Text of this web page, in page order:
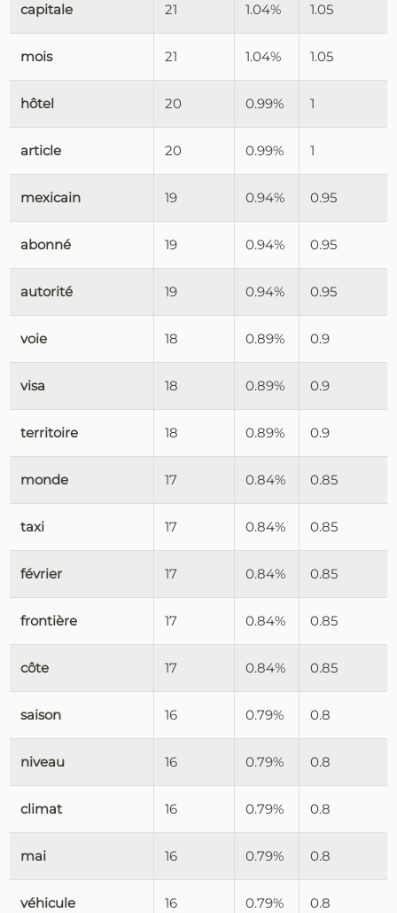
capitale 21 1.04% 1.05
mois 21 1.04% 1.05
hôtel 20 0.99% 1
article 20 0.99% 1
mexicain 19 0.94% 0.95
abonné 19 0.94% 0.95
autorité 19 0.94% 0.95
voie 18 0.89% 0.9
visa 18 0.89% 0.9
territoire 18 0.89% 0.9
monde 17 0.84% 0.85
taxi 17 0.84% 0.85
février 17 0.84% 0.85
frontière 17 0.84% 0.85
côte 17 0.84% 0.85
saison 16 0.79% 0.8
niveau 16 0.79% 0.8
climat 16 0.79% 0.8
mai 16 0.79% 0.8
véhicule 16 0.79% 0.8